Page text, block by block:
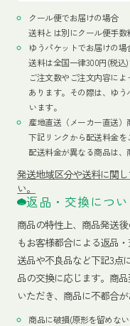
クール便でお届けの場合
送料とは別にクール便手数
ゆうパケットでお届けの場
送料は全国一律300円(税込)
ご注文数やご注文内容に
あります。その際は、ゆ
います。
産地直送（メーカー直送）
下記リンクから配送料金を
配送料金が異なる商品は、
発送地域区分や送料に関
い。
返品・交換につい
商品の特性上、商品発送
もお客様都合による返品
送品や不良品など下記3点
品の交換に応じます。商
いただき、商品に不都合
商品に破損(原形を留めな